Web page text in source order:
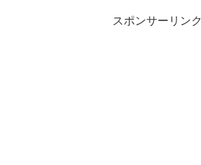
スポンサーリンク